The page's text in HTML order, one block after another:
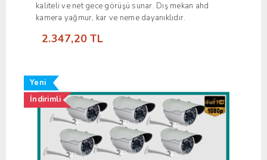
kaliteli ve net gece görüşü sunar. Dış mekan ahd
kamera yağmur, kar ve neme dayanıklıdır.
2.347,20 TL
Yeni
İndirimli